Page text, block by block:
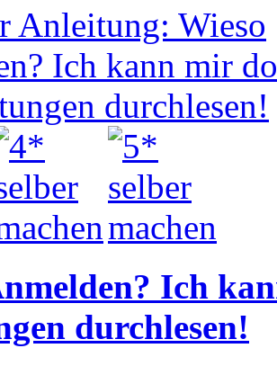
Ich
durchlesen!